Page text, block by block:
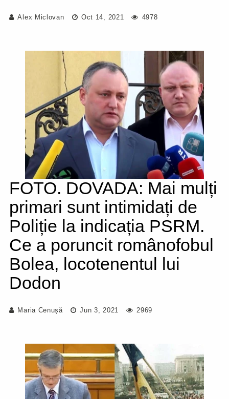
Alex Miclovan Oct 14, 2021 4978
FOTO. DOVADA: Mai mulți
primari sunt intimidați de
Poliție la indicația PSRM.
Ce a poruncit românofobul
Bolea, locotenentul lui
Dodon
Maria Cenușă Jun 3, 2021 2969